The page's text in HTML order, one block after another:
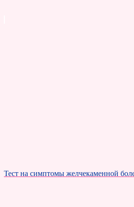
Тест на симптомы желчекаменной